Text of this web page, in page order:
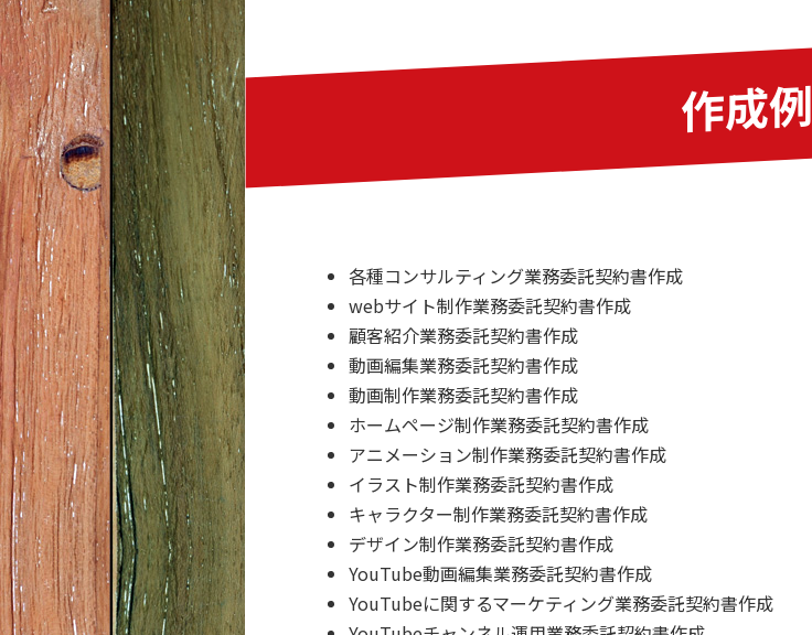
作成例
各種コンサルティング業務委託契約書作成
webサイト制作業務委託契約書作成
顧客紹介業務委託契約書作成
動画編集業務委託契約書作成
動画制作業務委託契約書作成
ホームページ制作業務委託契約書作成
アニメーション制作業務委託契約書作成
イラスト制作業務委託契約書作成
キャラクター制作業務委託契約書作成
デザイン制作業務委託契約書作成
YouTube動画編集業務委託契約書作成
YouTubeに関するマーケティング業務委託契約書作成